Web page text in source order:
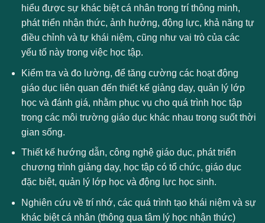
hiểu được sự khác biệt cá nhân trong trí thông minh,
phát triển nhận thức, ảnh hưởng, động lực, khả năng tự
điều chỉnh và tự khái niệm, cũng như vai trò của các
yếu tố này trong việc học tập.
Kiểm tra và đo lường, để tăng cường các hoạt động
giáo dục liên quan đến thiết kế giảng dạy, quản lý lớp
học và đánh giá, nhằm phục vụ cho quá trình học tập
trong các môi trường giáo dục khác nhau trong suốt thời
gian sống.
Thiết kế hướng dẫn, công nghệ giáo dục, phát triển
chương trình giảng dạy, học tập có tổ chức, giáo dục
đặc biệt, quản lý lớp học và động lực học sinh.
Nghiên cứu về trí nhớ, các quá trình tạo khái niệm và sự
khác biệt cá nhân (thông qua tâm lý học nhận thức)